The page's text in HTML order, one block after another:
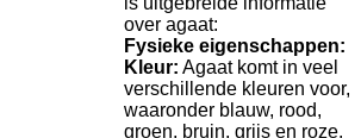
over agaat:
Fysieke eigenschappen:
Kleur: Agaat komt in veel
verschillende kleuren voor,
waaronder blauw, rood,
groen, bruin, grijs en roze.